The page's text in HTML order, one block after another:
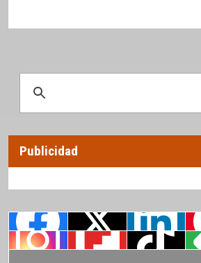
Publicidad